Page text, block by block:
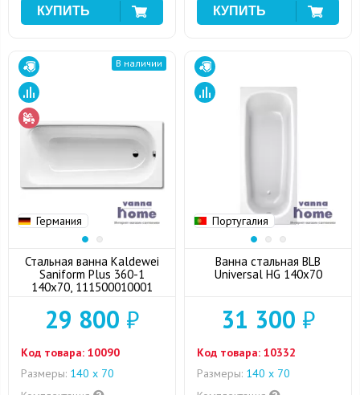
Германия
В наличии
Стальная ванна Kaldewei
Saniform Plus 360-1
140x70, 111500010001
29 800 ₽
Код товара: 10090
Размеры: 140 х 70
Португалия
Ванна стальная BLB
Universal HG 140x70
31 300 ₽
Код товара: 10332
Размеры: 140 х 70